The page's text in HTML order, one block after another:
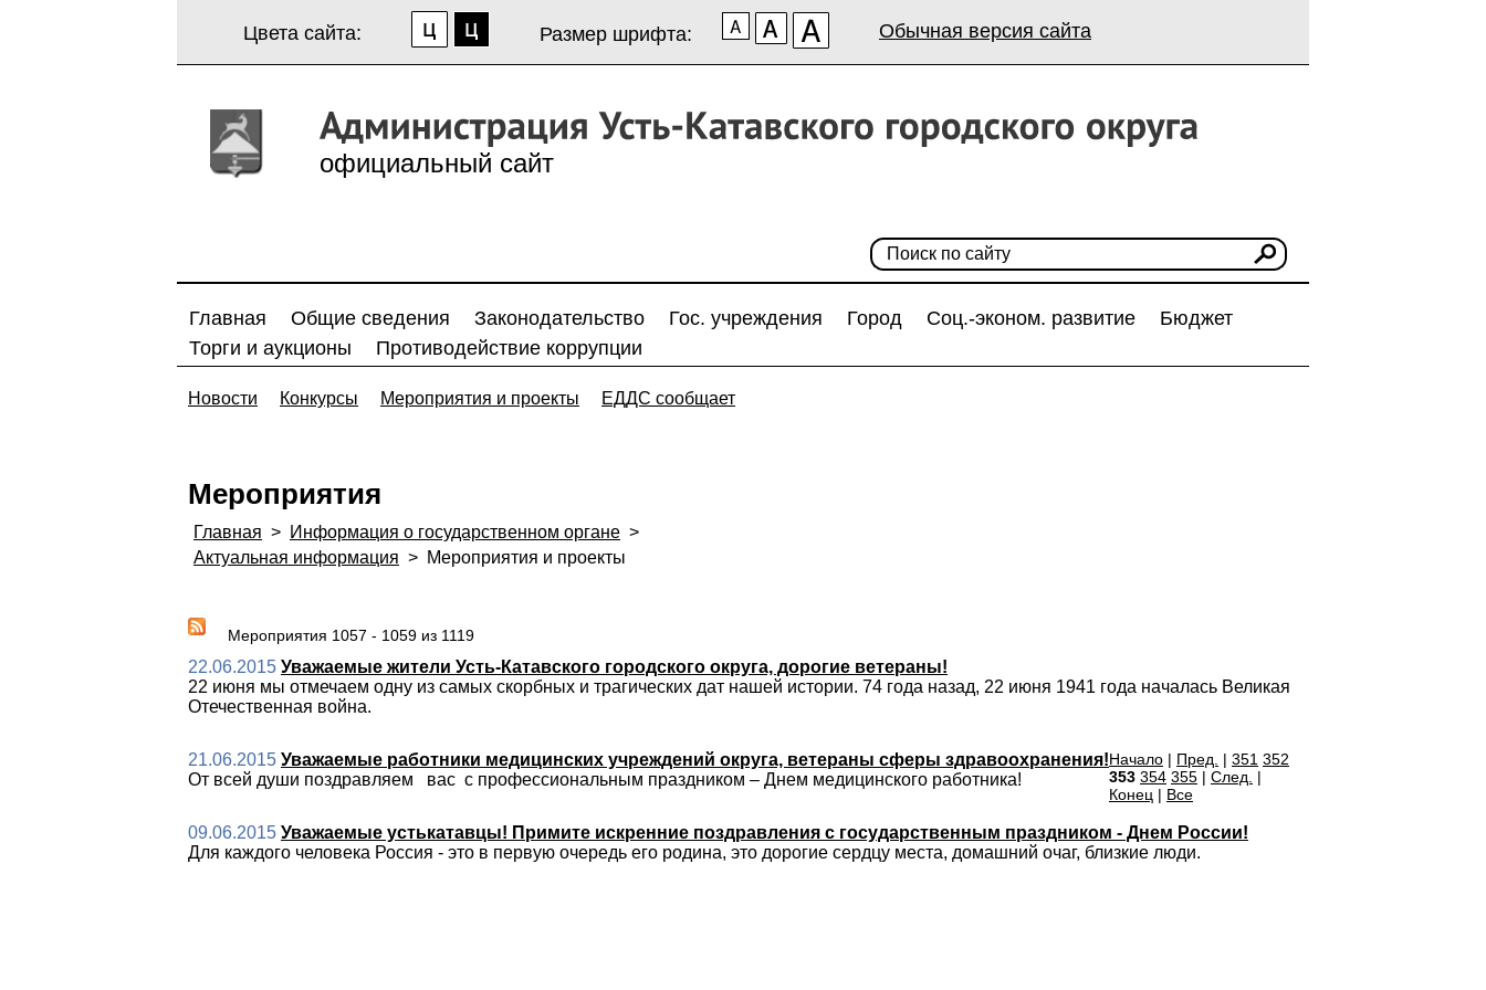
Цвета сайта: Размер шрифта: Обычная версия сайта
официальный сайт
Главная Общие сведения Законодательство Гос. учреждения Город Соц.-эконом. развитие
Бюджет
Торги и аукционы
Противодействие коррупции
Новости Конкурсы Мероприятия и проекты ЕДДС сообщает
Мероприятия
Главная > Информация о государственном органе >
Актуальная информация > Мероприятия и проекты
22.06.2015 Уважаемые жители Усть-Катавского городского округа, дорогие ветераны!
22 июня мы отмечаем одну из самых скорбных и трагических дат нашей истории. 74 года назад, 22 июня 1941 года началась Великая
Отечественная война.
21.06.2015 Уважаемые работники медицинских учреждений округа, ветераны сферы здравоохранения!
От всей души поздравляем вас с профессиональным праздником – Днем медицинского работника!
09.06.2015 Уважаемые устькатавцы! Примите искренние поздравления с государственным праздником - Днем России!
Для каждого человека Россия - это в первую очередь его родина, это дорогие сердцу места, домашний очаг, близкие люди.
Мероприятия 1057 - 1059 из 1119
Начало | Пред. | 351 352
353 354 355 | След.
|
Конец | Все